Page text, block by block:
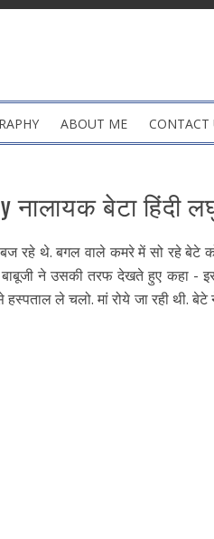
ABOUT ME CONTACT
नालायक बेटा हिंदी
रहे थे. बगल वाले कमरे में सो रहे बेटे
ने उसकी तरफ देखते हुए कहा -
ले चलो. मां रोये जा रही थी. बेटे